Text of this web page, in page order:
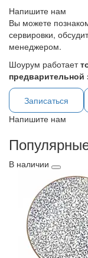
Напишите нам
Вы можете
сервировки,
менеджером.
Шоурум работает
предварительной
Записаться
Напишите нам
В наличии